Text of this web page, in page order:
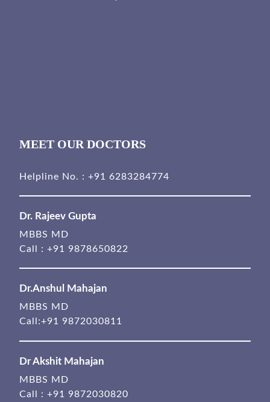
MEET OUR DOCTORS
Helpline No. : +91 6283284774
Dr. Rajeev Gupta
MBBS MD
Call : +91 9878650822
Dr.Anshul Mahajan
MBBS MD
Call:+91 9872030811
Dr Akshit Mahajan
MBBS MD
Call : +91 9872030820